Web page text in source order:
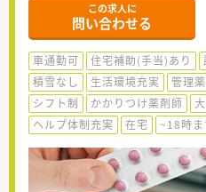
この求人に
問い合わせる
車通勤可 住宅補助(手当)あり
積雪なし
生活環境充実 管理
シフト制
かかりつけ薬剤師
ヘルプ体制充実
在宅 ~18時